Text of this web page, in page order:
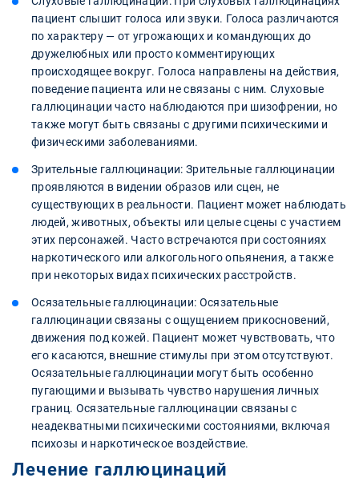
пациент слышит голоса или звуки. Голоса различаются
по характеру — от угрожающих и командующих до
дружелюбных или просто комментирующих
происходящее вокруг. Голоса направлены на действия,
поведение пациента или не связаны с ним. Слуховые
галлюцинации часто наблюдаются при шизофрении, но
также могут быть связаны с другими психическими и
физическими заболеваниями.
Зрительные галлюцинации: Зрительные галлюцинации
проявляются в видении образов или сцен, не
существующих в реальности. Пациент может наблюдать
людей, животных, объекты или целые сцены с участием
этих персонажей. Часто встречаются при состояниях
наркотического или алкогольного опьянения, а также
при некоторых видах психических расстройств.
Осязательные галлюцинации: Осязательные
галлюцинации связаны с ощущением прикосновений,
движения под кожей. Пациент может чувствовать, что
его касаются, внешние стимулы при этом отсутствуют.
Осязательные галлюцинации могут быть особенно
пугающими и вызывать чувство нарушения личных
границ. Осязательные галлюцинации связаны с
неадекватными психическими состояниями, включая
психозы и наркотическое воздействие.
Лечение галлюцинаций